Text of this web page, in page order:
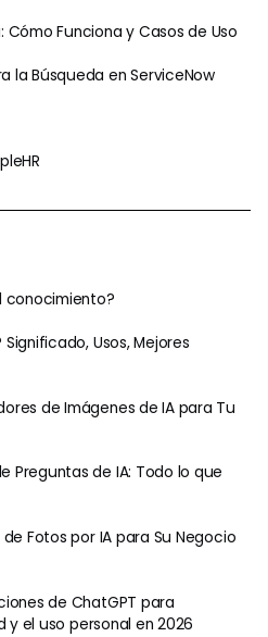
Cómo Funciona y Casos de Uso
la Búsqueda en ServiceNow
conocimiento?
Usos, Mejores
de Imágenes de IA para Tu
Preguntas de IA: Todo lo que
Fotos por IA para Su Negocio
de ChatGPT para
el uso personal en 2026